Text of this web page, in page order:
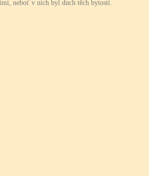
neboť v nich byl duch těch bytostí.